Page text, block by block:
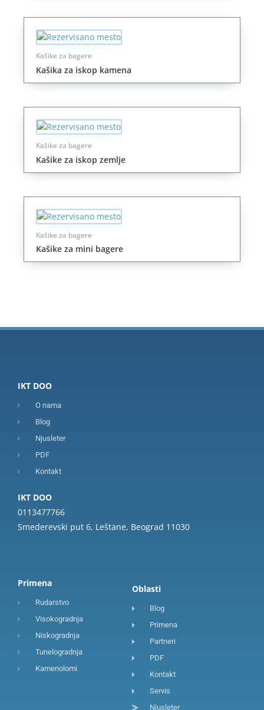
Kašike za bagere
Kašika za iskop kamena
Kašike za bagere
Kašike za iskop zemlje
Kašike za bagere
Kašike za mini bagere
IKT DOO
O nama
Blog
Njusleter
PDF
Kontakt
IKT DOO
0113477766
Smederevski put 6, Leštane, Beograd 11030
Primena
Rudarstvo
Visokogradnja
Niskogradnja
Tunelogradnja
Kamenolomi
Oblasti
Blog
Primena
Partneri
PDF
Kontakt
Servis
Njusleter